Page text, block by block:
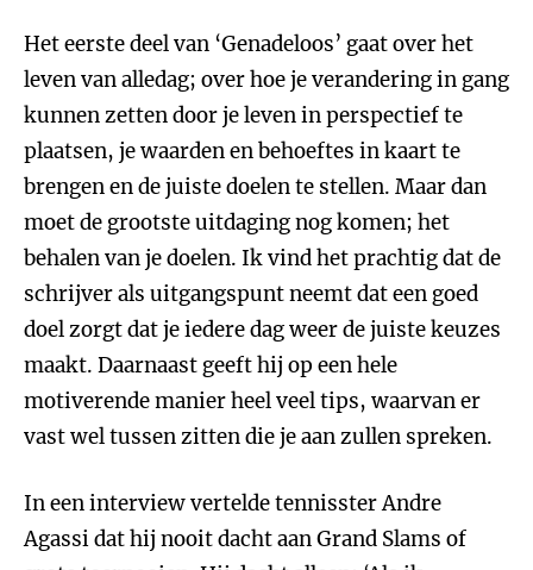
Het eerste deel van ‘Genadeloos’ gaat over het
leven van alledag; over hoe je verandering in gang
kunnen zetten door je leven in perspectief te
plaatsen, je waarden en behoeftes in kaart te
brengen en de juiste doelen te stellen. Maar dan
moet de grootste uitdaging nog komen; het
behalen van je doelen. Ik vind het prachtig dat de
schrijver als uitgangspunt neemt dat een goed
doel zorgt dat je iedere dag weer de juiste keuzes
maakt. Daarnaast geeft hij op een hele
motiverende manier heel veel tips, waarvan er
vast wel tussen zitten die je aan zullen spreken.
In een interview vertelde tennisster Andre
Agassi dat hij nooit dacht aan Grand Slams of